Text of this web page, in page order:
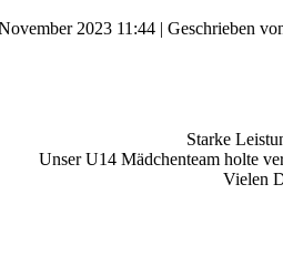
2023 11:44 | Geschrieben
Starke
Unser U14 Mädchenteam holte
Vielen